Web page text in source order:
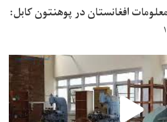
افغانستان در پوهنتون کابل: